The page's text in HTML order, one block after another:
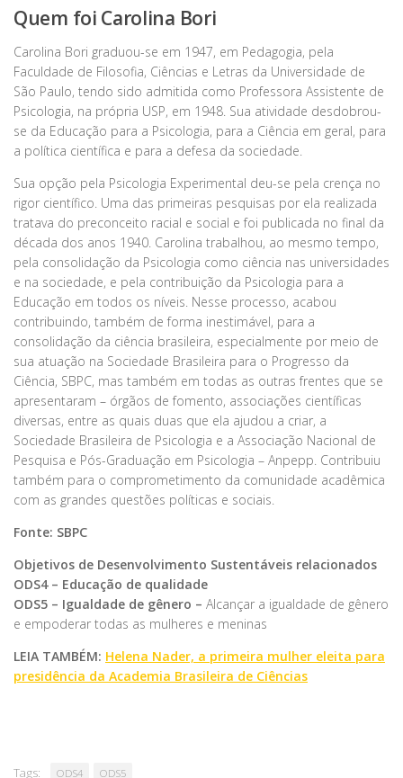
Quem foi Carolina Bori
Carolina Bori graduou-se em 1947, em Pedagogia, pela
Faculdade de Filosofia, Ciências e Letras da Universidade de
São Paulo, tendo sido admitida como Professora Assistente de
Psicologia, na própria USP, em 1948. Sua atividade desdobrou-
se da Educação para a Psicologia, para a Ciência em geral, para
a política científica e para a defesa da sociedade.
Sua opção pela Psicologia Experimental deu-se pela crença no
rigor científico. Uma das primeiras pesquisas por ela realizada
tratava do preconceito racial e social e foi publicada no final da
década dos anos 1940. Carolina trabalhou, ao mesmo tempo,
pela consolidação da Psicologia como ciência nas universidades
e na sociedade, e pela contribuição da Psicologia para a
Educação em todos os níveis. Nesse processo, acabou
contribuindo, também de forma inestimável, para a
consolidação da ciência brasileira, especialmente por meio de
sua atuação na Sociedade Brasileira para o Progresso da
Ciência, SBPC, mas também em todas as outras frentes que se
apresentaram – órgãos de fomento, associações científicas
diversas, entre as quais duas que ela ajudou a criar, a
Sociedade Brasileira de Psicologia e a Associação Nacional de
Pesquisa e Pós-Graduação em Psicologia – Anpepp. Contribuiu
também para o comprometimento da comunidade acadêmica
com as grandes questões políticas e sociais.
Fonte: SBPC
Objetivos de Desenvolvimento Sustentáveis relacionados
ODS4 – Educação de qualidade
ODS5 – Igualdade de gênero – Alcançar a igualdade de gênero
e empoderar todas as mulheres e meninas
LEIA TAMBÉM: Helena Nader, a primeira mulher eleita para
presidência da Academia Brasileira de Ciências
Tags: ODS4 ODS5